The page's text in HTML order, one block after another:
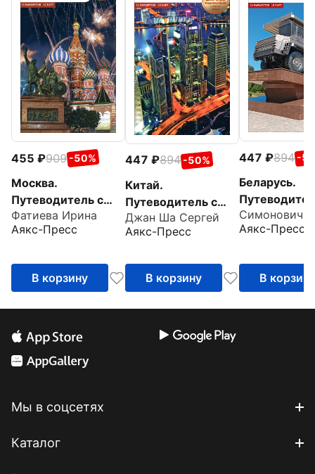
455 909 -50%
Москва.
Путеводитель с
маршрутами
Фатиева Ирина
Аякс-Пресс
В корзину
447 894 -50%
Китай.
Путеводитель с
маршрутами +
карта
Джан Ша Сергей
Аякс-Пресс
В корзину
447 894 -
Беларусь.
маршрутами
Аякс-Пресс
В корзину
Мы в соцсетях
Каталог